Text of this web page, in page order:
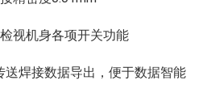
视机身各项开关功能
焊接数据导出，便于数据智能